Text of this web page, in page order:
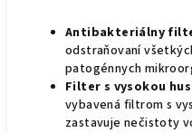
Antibakteriálny
odstraňovaní
patogénnych
Filter s vysokou
vybavená filtrom s
zastavuje nečistoty